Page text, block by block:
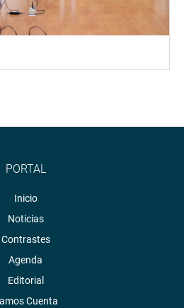
PORTAL
Inicio
Noticias
Contrastes
Agenda
Editorial
Cuenta